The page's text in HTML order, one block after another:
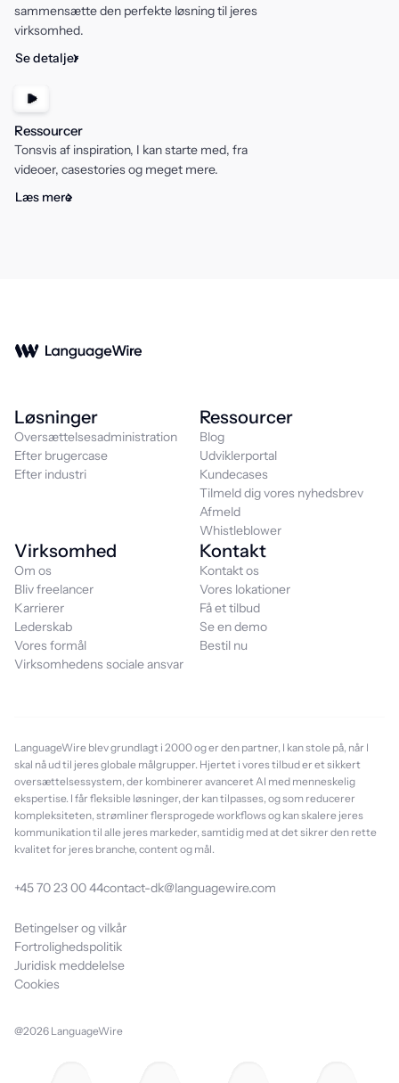
sammensætte den perfekte løsning til jeres
virksomhed.
Se detaljer
Ressourcer
Tonsvis af inspiration, I kan starte med, fra
videoer, casestories og meget mere.
Læs mere
Løsninger
Oversættelsesadministration
Efter brugercase
Efter industri
Ressourcer
Blog
Udviklerportal
Kundecases
Tilmeld dig vores nyhedsbrev
Afmeld
Whistleblower
Virksomhed
Om os
Bliv freelancer
Karrierer
Lederskab
Vores formål
Virksomhedens sociale ansvar
Kontakt
Kontakt os
Vores lokationer
Få et tilbud
Se en demo
Bestil nu
LanguageWire blev grundlagt i 2000 og er den partner, I kan stole på, når I
skal nå ud til jeres globale målgrupper. Hjertet i vores tilbud er et sikkert
oversættelsessystem, der kombinerer avanceret AI med menneskelig
ekspertise. I får fleksible løsninger, der kan tilpasses, og som reducerer
kompleksiteten, strømliner flersprogede workflows og kan skalere jeres
kommunikation til alle jeres markeder, samtidig med at det sikrer den rette
kvalitet for jeres branche, content og mål.
+45 70 23 00 44contact-dk@languagewire.com
Betingelser og vilkår
Fortrolighedspolitik
Juridisk meddelelse
Cookies
@2026 LanguageWire